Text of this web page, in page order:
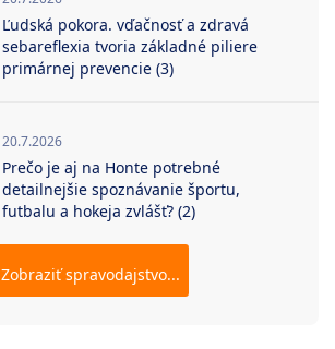
Ľudská pokora. vďačnosť a zdravá
sebareflexia tvoria základné piliere
primárnej prevencie (3)
20.7.2026
Prečo je aj na Honte potrebné
detailnejšie spoznávanie športu,
futbalu a hokeja zvlášť? (2)
Zobraziť spravodajstvo...